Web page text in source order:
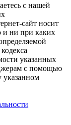
с нашей
сайт носит
и ни при каких
указанных
с помощью
указанном